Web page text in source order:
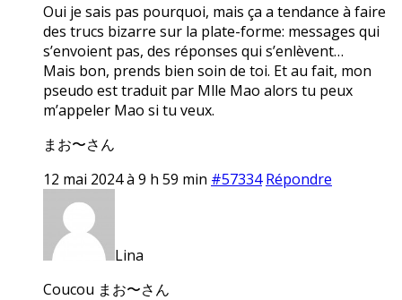
Oui je sais pas pourquoi, mais ça a tendance à faire
des trucs bizarre sur la plate-forme: messages qui
s’envoient pas, des réponses qui s’enlèvent…
Mais bon, prends bien soin de toi. Et au fait, mon
pseudo est traduit par Mlle Mao alors tu peux
m’appeler Mao si tu veux.
まお〜さん
12 mai 2024 à 9 h 59 min #57334 Répondre
Lina
Coucou まお〜さん